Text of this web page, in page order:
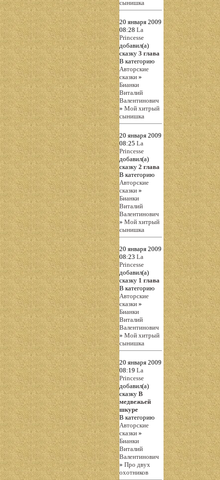
сынишка
20 января 2009
08:28 La
Princesse
добавил(а)
сказку 3 глава
В категорию
Авторские
сказки »
Бианки
Виталий
Валентинович
» Мой хитрый
сынишка
20 января 2009
08:25 La
Princesse
добавил(а)
сказку 2 глава
В категорию
Авторские
сказки »
Бианки
Виталий
Валентинович
» Мой хитрый
сынишка
20 января 2009
08:23 La
Princesse
добавил(а)
сказку 1 глава
В категорию
Авторские
сказки »
Бианки
Виталий
Валентинович
» Мой хитрый
сынишка
20 января 2009
08:19 La
Princesse
добавил(а)
сказку В
медвежьей
шкуре
В категорию
Авторские
сказки »
Бианки
Виталий
Валентинович
» Про двух
охотников